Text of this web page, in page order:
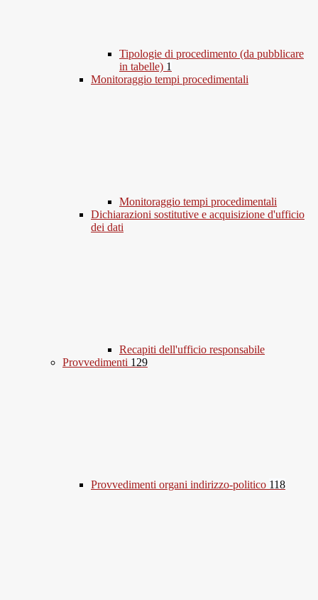
Tipologie di procedimento (da pubblicare
in tabelle) 1
Monitoraggio tempi procedimentali
Monitoraggio tempi procedimentali
Dichiarazioni sostitutive e acquisizione d'ufficio
dei dati
Recapiti dell'ufficio responsabile
Provvedimenti 129
Provvedimenti organi indirizzo-politico 118